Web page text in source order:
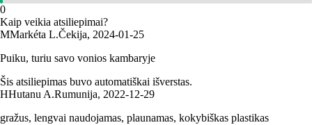
0
Kaip veikia atsiliepimai?
MMarkéta L.Čekija, 2024‑01‑25
Puiku, turiu savo vonios kambaryje
Šis atsiliepimas buvo automatiškai išverstas.
HHutanu A.Rumunija, 2022‑12‑29
gražus, lengvai naudojamas, plaunamas, kokybiškas plastikas